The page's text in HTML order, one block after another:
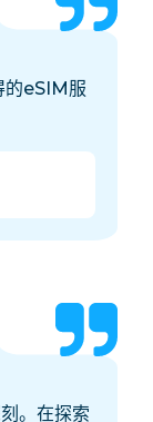
的eSIM服
。在探索